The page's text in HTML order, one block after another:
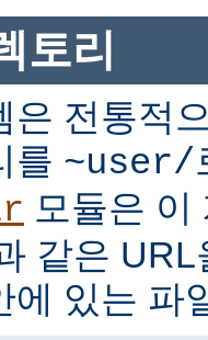
토리
은 전통적
를 ~user/
모듈은
같은
에 있는 파